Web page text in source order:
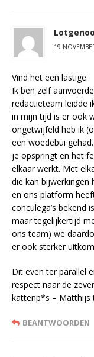
19
Vind het een lastige.
Ik ben zelf
redactieteam leidde
in mijn tijd is er ook
ongetwijfeld heb ik
een woedebui
je opspringt en het
elkaar werkt. Met
die kan bijwerkingen
en ons platform
conculega’s bekend
maar tegelijkertijd
ons team) we
er ook sterker
Dit even ter parallel
respect naar de
kattenp*s – Matthijs
BEANTWOORDEN